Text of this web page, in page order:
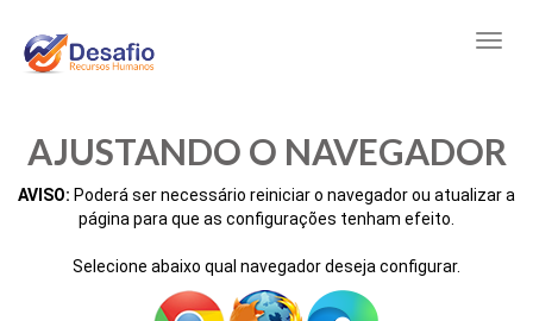
AJUSTANDO O NAVEGADOR
AVISO: Poderá ser necessário reiniciar o navegador ou atualizar a
página para que as configurações tenham efeito.
Selecione abaixo qual navegador deseja configurar.